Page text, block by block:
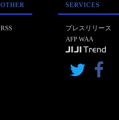
OTHER
RSS
SERVICES
プレスリリース
AFP WAA